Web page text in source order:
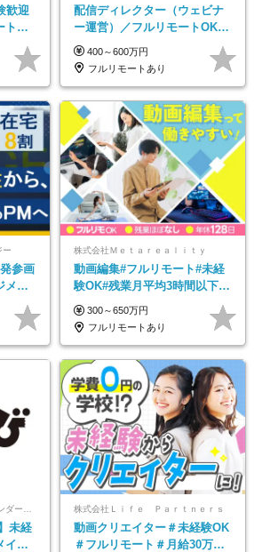
歓迎
ト／
月給
配信ディレクター（ウェビナ
ー運営）／フルリモートOK／
土日祝休み／年休123日／年収
600万円可
400～600万円
フルリモートあり
ー
参画
メン
上可
株式会社Ｍｅｔａｒｅａｌｉｔｙ
動画編集#フルリモート#未経
験OK#残業月平均3時間以下#
土日祝休み#年休128日
300～650万円
フルリモートあり
株式会社ぐるなび （東証スタンダード上場）
未経
イン
株式会社Ｌｉｆｅ Ｐａｒｔｎｅｒｓ
動画クリエイター＃未経験OK
＃フルリモート＃月給30万～#